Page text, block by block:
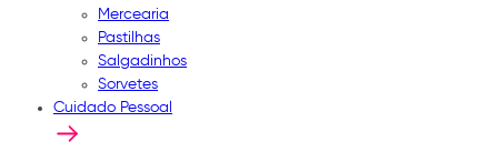
Mercearia
Pastilhas
Salgadinhos
Sorvetes
Cuidado Pessoal